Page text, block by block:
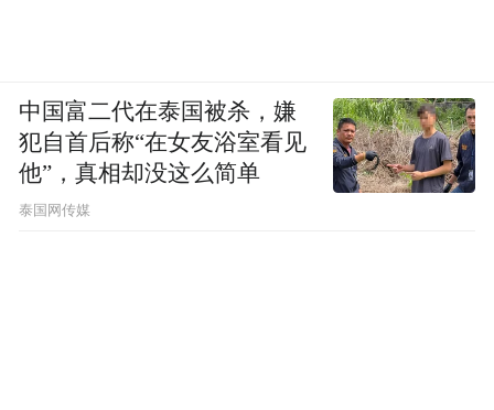
中国富二代在泰国被杀，嫌
犯自首后称“在女友浴室看见
他”，真相却没这么简单
泰国网传媒